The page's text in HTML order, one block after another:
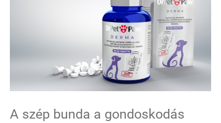
A szép bunda a gondoskodás